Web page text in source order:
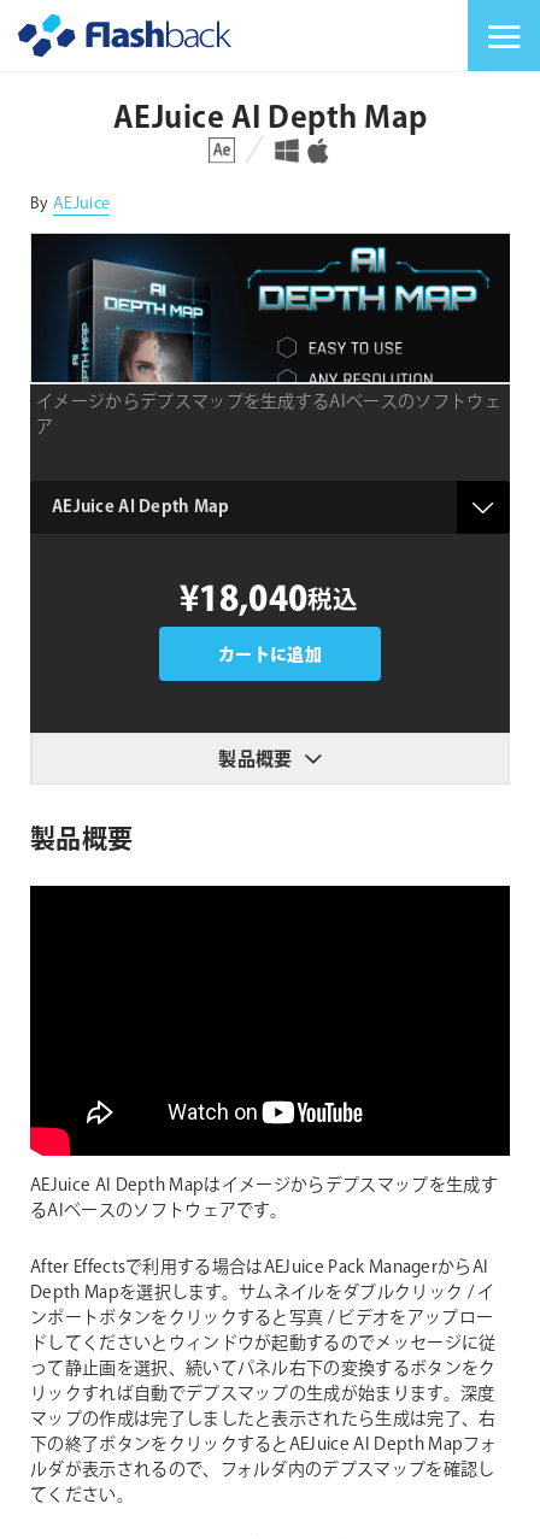
AEJuice AI Depth Map
対応プラットフォーム 対応OS
By AEJuice
イメージからデプスマップを生成するAIベースのソフトウェ
ア
type
¥18,040税込
カートに追加
製品概要
製品概要
AEJuice AI Depth Mapはイメージからデプスマップを生成す
るAIベースのソフトウェアです。
After Effectsで利用する場合はAEJuice Pack ManagerからAI
Depth Mapを選択します。サムネイルをダブルクリック / イ
ンポートボタンをクリックすると写真 / ビデオをアップロー
ドしてくださいとウィンドウが起動するのでメッセージに従
って静止画を選択、続いてパネル右下の変換するボタンをク
リックすれば自動でデプスマップの生成が始まります。深度
マップの作成は完了しましたと表示されたら生成は完了、右
下の終了ボタンをクリックするとAEJuice AI Depth Mapフォ
ルダが表示されるので、フォルダ内のデプスマップを確認し
てください。